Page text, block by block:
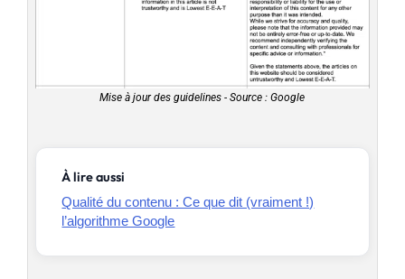
Mise à jour des guidelines - Source : Google
À lire aussi
Qualité du contenu : Ce que dit (vraiment !)
l’algorithme Google